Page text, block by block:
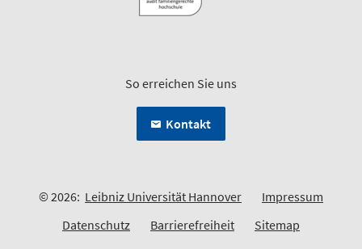
So erreichen Sie uns
Kontakt
© 2026: Leibniz Universität Hannover
Impressum
Datenschutz
Barrierefreiheit Sitemap